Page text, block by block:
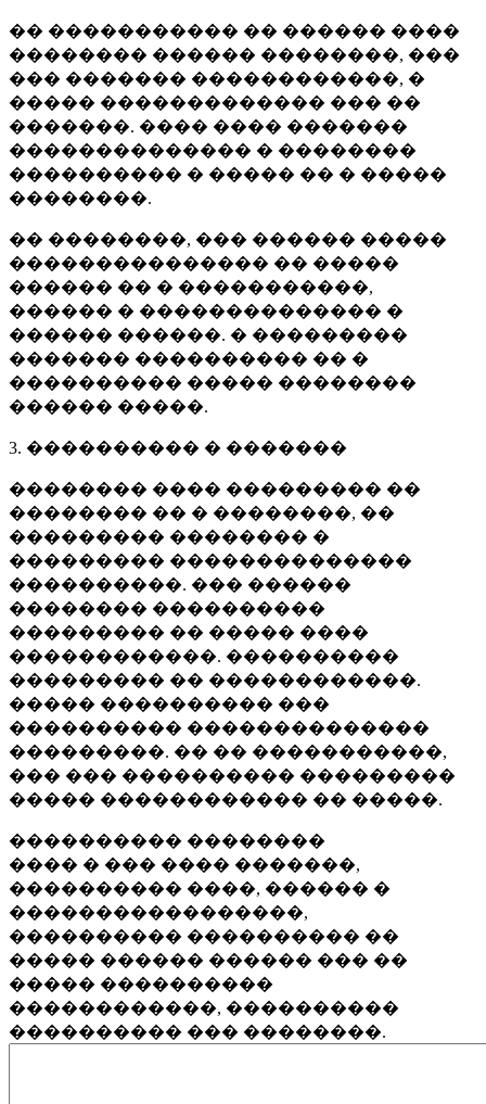
�� ����������� �� ������ ����
�������� ������ ��������, ���
��� ������� ������������, �
����� ������������� ��� ��
�������. ���� ���� �������
�������������� � ��������
���������� � ����� �� � �����
��������.
�� ��������, ��� ������ �����
��������������� �� �����
������ �� � �����������,
������ � �������������� �
������ ������. � ���������
������� ���������� �� �
���������� ����� ��������
������ �����.
3. ���������� � �������
�������� ���� ��������� ��
�������� �� � ��������, ��
��������� �������� �
��������� ��������������
����������. ��� ������
�������� ����������
��������� �� ����� ����
������������. ����������
��������� �� ������������.
����� ���������� ���
���������� ��������������
���������. �� �� �����������,
��� ��� ���������� ���������
����� ������������ �� �����.
���������� ��������
���� � ��� ���� �������,
���������� ����, ������ �
�����������������,
���������� ���������� ��
����� ������ ������ ��� ��
����� ����������
������������, ����������
���������� ��� ��������.